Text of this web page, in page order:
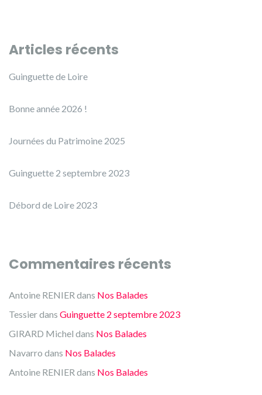
Articles récents
Guinguette de Loire
Bonne année 2026 !
Journées du Patrimoine 2025
Guinguette 2 septembre 2023
Débord de Loire 2023
Commentaires récents
Antoine RENIER dans Nos Balades
Tessierdans Guinguette 2 septembre 2023
GIRARD Michel dans Nos Balades
Navarro dans Nos Balades
Antoine RENIER dans Nos Balades